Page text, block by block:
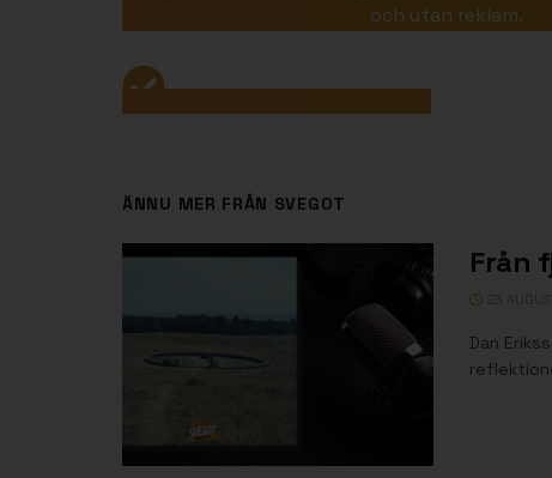
och utan reklam.
ÄNNU MER FRÅN SVEGOT
Från
Dan